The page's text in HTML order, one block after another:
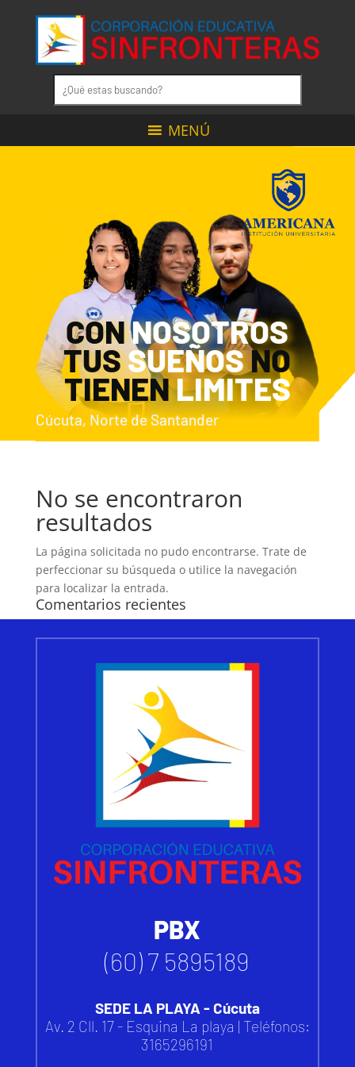
MENÚ
CONNOSOTROS
TUSSUEÑOSNO
TIENENLIMITES
Cúcuta, Norte de Santander
No se encontraron
resultados
La página solicitada no pudo encontrarse. Trate de
perfeccionar su búsqueda o utilice la navegación
para localizar la entrada.
Comentarios recientes
PBX
(60) 7 5895189
SEDE LA PLAYA - Cúcuta
Av. 2 Cll. 17 - Esquina La playa | Teléfonos:
3165296191